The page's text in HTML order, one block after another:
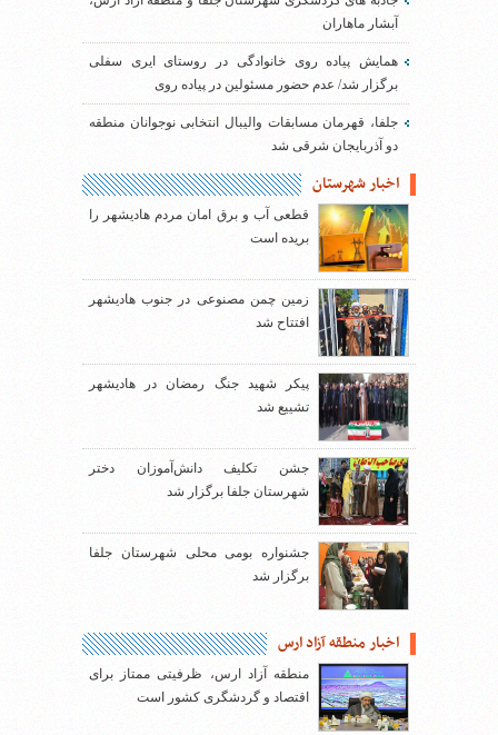
آبشار ماهاران
همایش پیاده روی خانوادگی در روستای ایری سفلی
برگزار شد/ عدم حضور مسئولین در پیاده روی
جلفا، قهرمان مسابقات والیبال انتخابی نوجوانان منطقه
دو آذربایجان شرقی شد
اخبار شهرستان
قطعی آب و برق امان مردم هادیشهر را
بریده است
زمین چمن مصنوعی در جنوب هادیشهر
افتتاح شد
پیکر شهید جنگ رمضان در هادیشهر
تشییع شد
جشن تکلیف دانش‌آموزان دختر
شهرستان جلفا برگزار شد
جشنواره بومی محلی شهرستان جلفا
برگزار شد
اخبار منطقه آزاد ارس
منطقه آزاد ارس، ظرفیتی ممتاز برای
اقتصاد و گردشگری کشور است